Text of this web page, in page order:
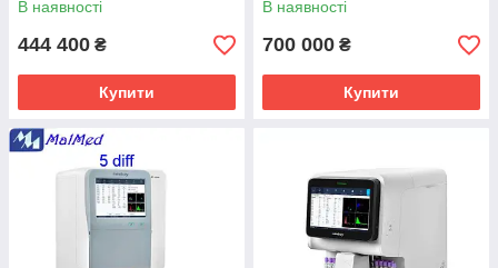
В наявності
444 400 ₴
Купити
В наявності
700 000 ₴
Купити